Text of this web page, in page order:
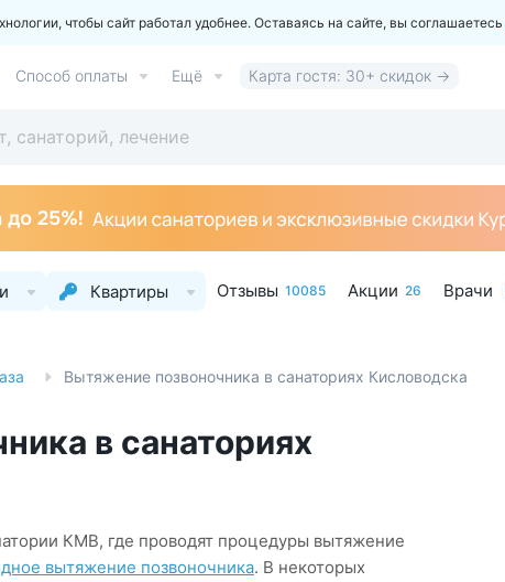
чтобы сайт работал удобнее. Оставаясь на сайте, вы соглашаетесь
Способ оплаты Ещё Карта гостя: 30+ скидок →
Квартиры Отзывы 10085 Акции 26 Врачи
Вытяжение позвоночника в санаториях Кисловодска
в санаториях
КМВ, где проводят процедуры вытяжение
вытяжение позвоночника. В некоторых